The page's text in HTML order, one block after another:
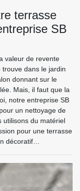
terrasse
SB
valeur de revente
trouve dans le jardin
donnant sur le
Mais, il faut que la
notre entreprise SB
un nettoyage de
utilisons du matériel
pour une terrasse
décoratif…